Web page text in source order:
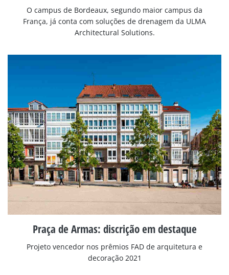
O campus de Bordeaux, segundo maior campus da
França, já conta com soluções de drenagem da ULMA
Architectural Solutions.
Praça de Armas: discrição em destaque
Projeto vencedor nos prêmios FAD de arquitetura e
decoração 2021